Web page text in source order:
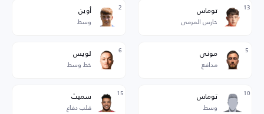
13 توماس
حارس المرمى
2 أوين
وسط
5 موني
مدافع
6 لويس
خط وسط
10 توماس
وسط
15 سميث
قلب دفاع